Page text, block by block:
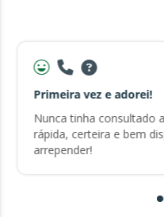
Primeira vez e adorei!
Nunca tinha consultado
rápida, certeira e bem
arrepender!